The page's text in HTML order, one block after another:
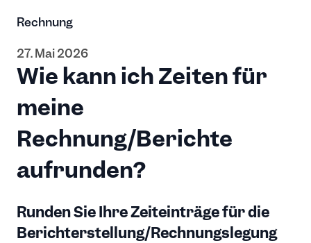
Rechnung
27. Mai 2026
Wie kann ich Zeiten für
meine
Rechnung/Berichte
aufrunden?
Runden Sie Ihre Zeiteinträge für die
Berichterstellung/Rechnungslegung